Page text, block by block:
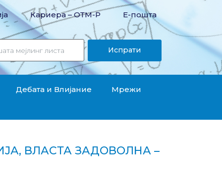
Кариера – OТМ-Р Е-пошта
Испрати
Дебата и Влијание Мрежи
ВЛАСТА ЗАДОВОЛНА –